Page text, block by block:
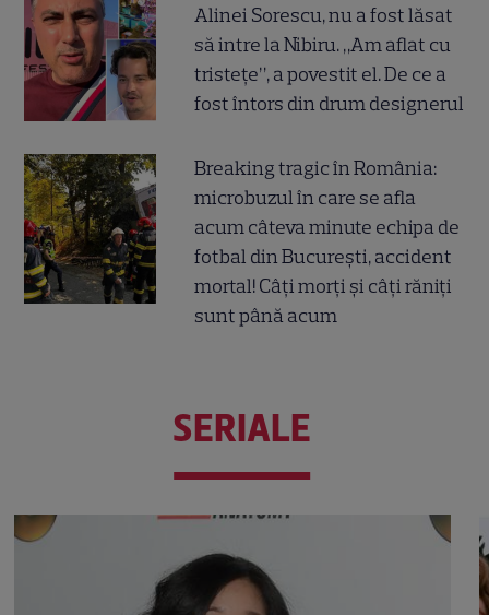
Alinei Sorescu, nu a fost lăsat
să intre la Nibiru. „Am aflat cu
tristețe”, a povestit el. De ce a
fost întors din drum designerul
Breaking tragic în România:
microbuzul în care se afla
acum câteva minute echipa de
fotbal din București, accident
mortal! Câți morți și câți răniți
sunt până acum
SERIALE